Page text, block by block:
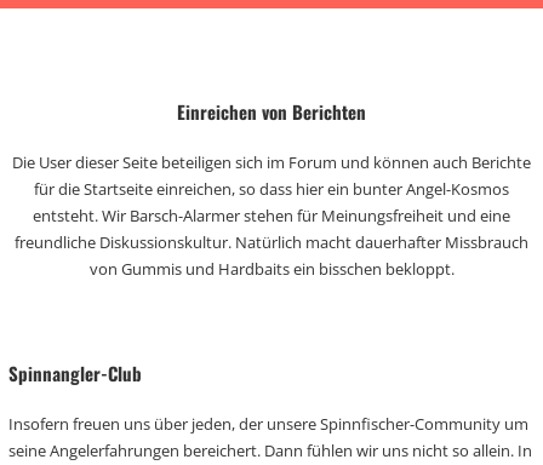
Einreichen von Berichten
Die User dieser Seite beteiligen sich im Forum und können auch Berichte
für die Startseite einreichen, so dass hier ein bunter Angel-Kosmos
entsteht. Wir Barsch-Alarmer stehen für Meinungsfreiheit und eine
freundliche Diskussionskultur. Natürlich macht dauerhafter Missbrauch
von Gummis und Hardbaits ein bisschen bekloppt.
Spinnangler-Club
Insofern freuen uns über jeden, der unsere Spinnfischer-Community um
seine Angelerfahrungen bereichert. Dann fühlen wir uns nicht so allein. In